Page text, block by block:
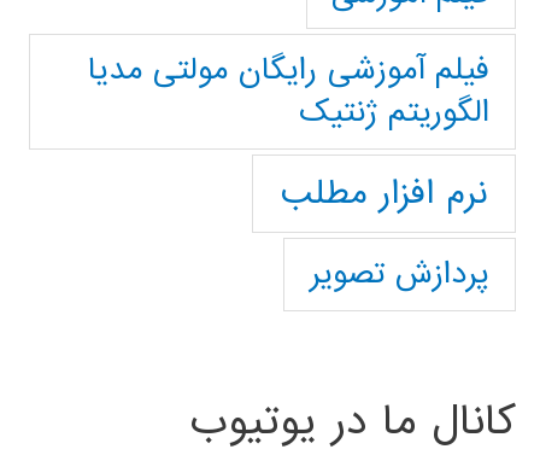
فیلم آموزشی رایگان مولتی مدیا
الگوریتم ژنتیک
نرم افزار مطلب
پردازش تصویر
کانال ما در یوتیوب